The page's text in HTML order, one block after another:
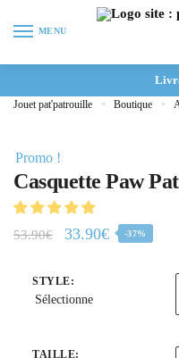
MENU
Jouet pat'patrouille » Boutique »
Promo !
Casquette Paw
53.90€ 33.90€ -37%
STYLE:
Sélectionne
TAILLE: